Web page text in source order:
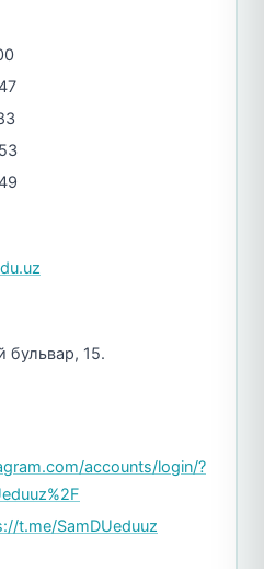
бульвар, 15.
accounts/login/?
t.me/SamDUeduuz